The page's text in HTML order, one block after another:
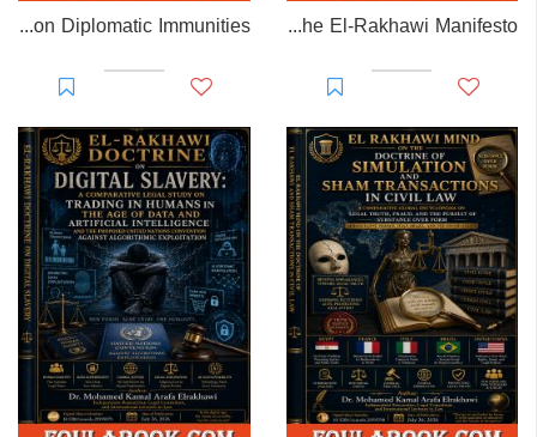
Prisoner of Perception: The El-Rakhawi Manifesto
EL-RAKHAWI MONOGRAPH on Diplomatic Immunities